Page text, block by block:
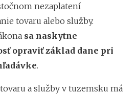
nezaplatení
tovaru alebo služby.
sa naskytne
opraviť základ dane pri
.
a služby v tuzemsku má